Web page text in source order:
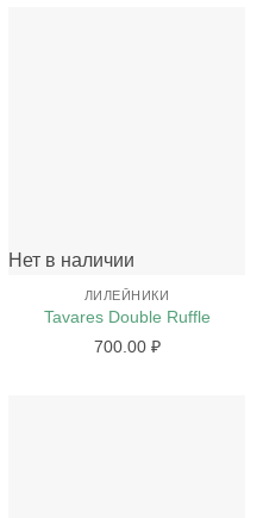
Нет в наличии
ЛИЛЕЙНИКИ
Tavares Double Ruffle
700.00 ₽